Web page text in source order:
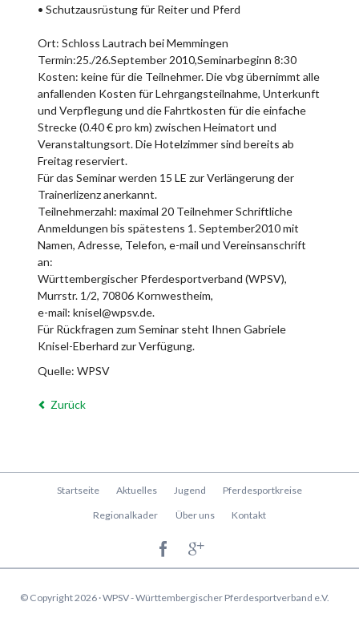
• Schutzausrüstung für Reiter und Pferd
Ort: Schloss Lautrach bei Memmingen
Termin:25./26.September 2010,Seminarbeginn 8:30
Kosten: keine für die Teilnehmer. Die vbg übernimmt alle
anfallenden Kosten für Lehrgangsteilnahme, Unterkunft
und Verpflegung und die Fahrtkosten für die einfache
Strecke (0.40 € pro km) zwischen Heimatort und
Veranstaltungsort. Die Hotelzimmer sind bereits ab
Freitag reserviert.
Für das Seminar werden 15 LE zur Verlängerung der
Trainerlizenz anerkannt.
Teilnehmerzahl: maximal 20 Teilnehmer Schriftliche
Anmeldungen bis spätestens 1. September2010 mit
Namen, Adresse, Telefon, e-mail und Vereinsanschrift
an:
Württembergischer Pferdesportverband (WPSV),
Murrstr. 1/2, 70806 Kornwestheim,
e-mail: knisel@wpsv.de.
Für Rückfragen zum Seminar steht Ihnen Gabriele
Knisel-Eberhard zur Verfügung.
Quelle: WPSV
Zurück
Navigation
Startseite Aktuelles Jugend Pferdesportkreise
Regionalkader Über uns Kontakt
© Copyright 2026 · WPSV - Württembergischer Pferdesportverband e.V.